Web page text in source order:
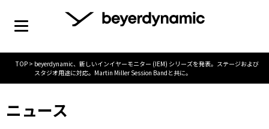
TOP > beyerdynamic、新しいインイヤーモニター (IEM) シリーズを発表。ステージおよび
スタジオ用途に対応。Martin Miller Session Bandと共に。
ニュース